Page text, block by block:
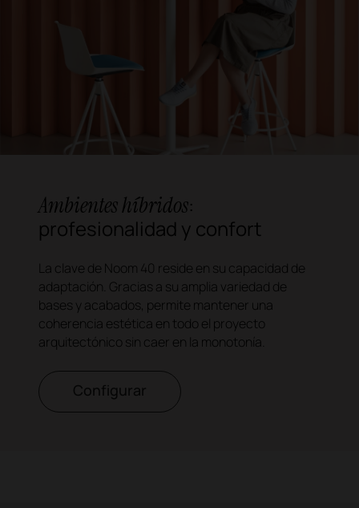
Ambientes híbridos:
profesionalidad y confort
La clave de Noom 40 reside en su capacidad de
adaptación. Gracias a su amplia variedad de
bases y acabados, permite mantener una
coherencia estética en todo el proyecto
arquitectónico sin caer en la monotonía.
Configurar